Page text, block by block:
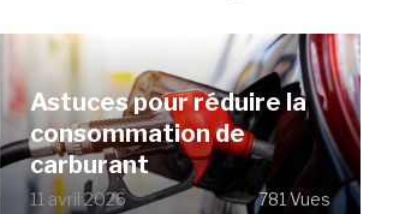
Astuces pour réduire la
consommation de
carburant
11 avril 2026 781 Vues